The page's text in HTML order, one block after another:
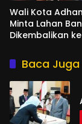
Wali Kota
Minta Lahan
Dikembalikan
Baca Juga